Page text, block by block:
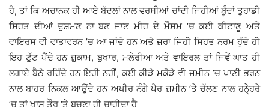
ਹੈ, ਤਾਂ ਕਿ ਅਚਾਨਕ ਹੀ ਆਏ ਬੱਦਲਾਂ ਨਾਲ ਵਰਸੀਆਂ ਚਾਂਦੀ ਜਿਹੀਆਂ ਬੂੰਦਾਂ ਤੁਹਾਡੀ
ਸਿਹਤ ਦੀਆਂ ਦੁਸ਼ਮਣ ਨਾ ਬਣ ਜਾਣ ਮੀਹ ਦੇ ਮੌਸਮ ’ਚ ਕਈ ਕੀਟਾਣੂ ਅਤੇ
ਵਾਇਰਸ ਵੀ ਵਾਤਾਵਰਨ ’ਚ ਆ ਜਾਂਦੇ ਹਨ ਅਤੇ ਜ਼ਰਾ ਜਿਹੀ ਸਿਹਤ ਨਰਮ ਹੁੰਦੇ ਹੀ
ਇਹ ਟੁੱਟ ਪੈਂਦੇ ਹਨ ਜ਼ੁਕਾਮ, ਬੁਖਾਰ, ਮਲੇਰੀਆ ਅਤੇ ਵਾਇਰਲ ਤਾਂ ਜਿਵੇਂ ਘਾਤ ਹੀ
ਲਗਾਏ ਬੈਠੇ ਰਹਿੰਦੇ ਹਨ ਇਹੀ ਨਹੀਂ, ਕਈ ਕੀੜੇ ਮਕੋੜੇ ਵੀ ਜਮੀਨ ’ਚ ਪਾਣੀ ਭਰਨ
ਨਾਲ ਬਾਹਰ ਨਿਕਲ ਆਉਂਦੇ ਹਨ ਅਖੀਰ ਨੰਗੇ ਪੈਰ ਜ਼ਮੀਨ ’ਤੇ ਚੱਲਣ ਨਾਲ ਹਨੇ੍ਹਰੇ
’ਚ ਤਾਂ ਖਾਸ ਤੌਰ ’ਤੇ ਬਚਣਾ ਹੀ ਚਾਹੀਦਾ ਹੈ